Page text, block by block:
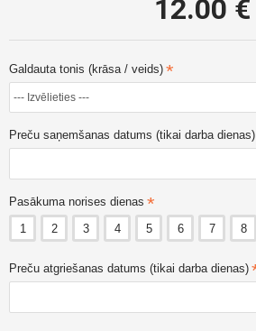
12.00 €
Galdauta tonis (krāsa / veids)
Preču saņemšanas datums (tikai darba dienas)
Pasākuma norises dienas
1
2 3 4 5 6 7 8
Preču atgriešanas datums (tikai darba dienas)